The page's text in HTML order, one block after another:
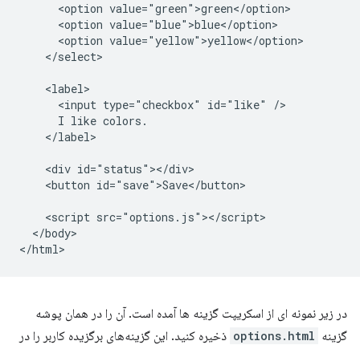
      <option value="green">green</option>
      <option value="blue">blue</option>
      <option value="yellow">yellow</option>
    </select>
    <label>
      <input type="checkbox" id="like" />
      I like colors.
    </label>
    <div id="status"></div>
    <button id="save">Save</button>
    <script src="options.js"></script>
  </body>
در زیر نمونه ای از اسکریپت گزینه ها آمده است. آن را در همان پوشه
گزینه options.html ذخیره کنید. این گزینه‌های برگزیده کاربر را در